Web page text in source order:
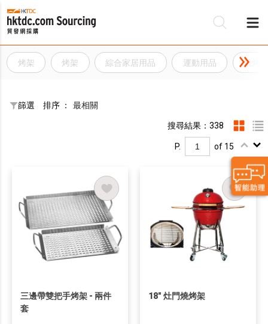
烤架 烤架 綜合家居用品 運動用品 燒烤
篩選 排序 ： 最相關
搜尋結果：338
P. of 15
三邊帶雙把手烤架 - 兩件
套
18" 灶門燒烤架